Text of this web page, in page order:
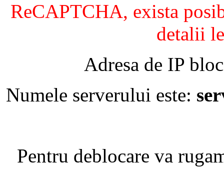
ReCAPTCHA, exista
detalii
Adresa de IP
Numele serverului este:
Pentru deblocare va